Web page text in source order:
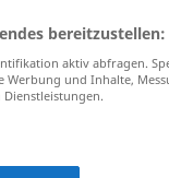
bereitzustellen:
aktiv abfragen.
und Inhalte,